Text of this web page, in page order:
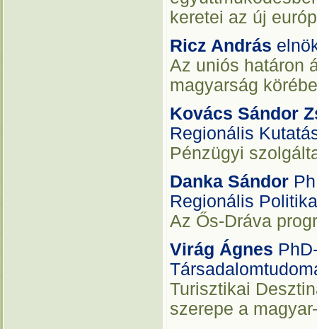
keretei az új
Ricz András
Az uniós határon
magyarság
Kovács Sándor
Regionális
Pénzügyi
Danka Sándor
Regionális
Az Ős-Dráva
Virág Ágnes
Turisztikai
szerepe a